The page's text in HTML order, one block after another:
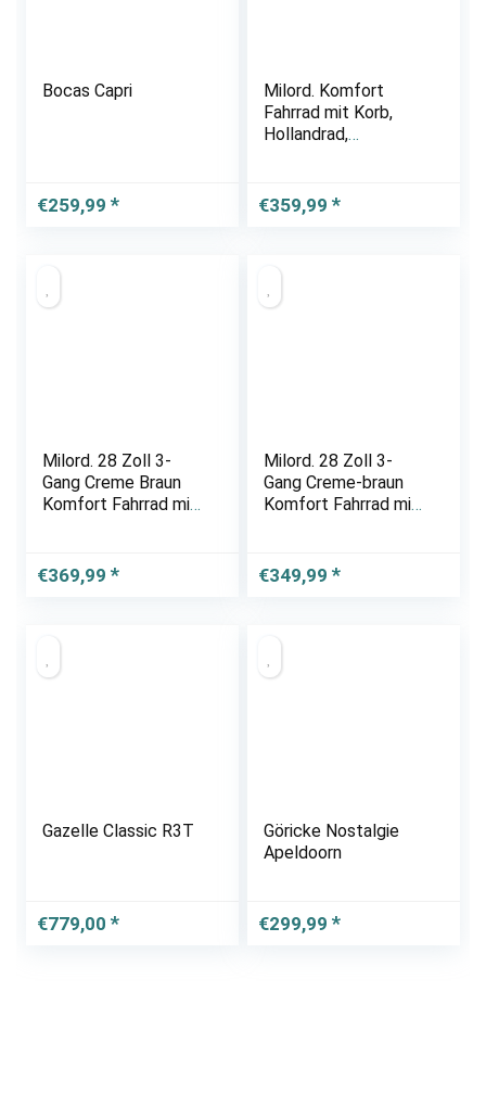
Bocas Capri
€259,99
Milord. Komfort
Fahrrad mit Korb,
Hollandrad,
€359,99
Milord. 28 Zoll 3-
Gang Creme Braun
Komfort Fahrrad mit
Citybike Cityrad
Retro Vintage
€369,99
Milord. 28 Zoll 3-
Gang Creme-braun
Komfort Fahrrad mit
Hollandrad,
Damenfahrrad,
€349,99
Gazelle Classic R3T
€779,00
Göricke Nostalgie
Apeldoorn
€299,99